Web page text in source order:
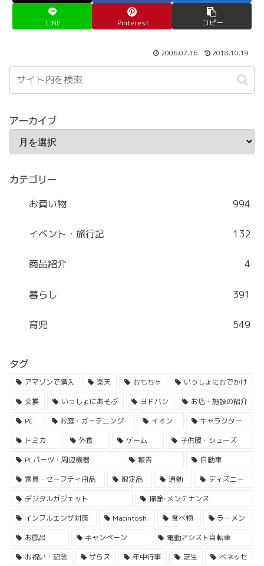
LINE Pinterest コピー
2006.07.16 2018.10.19
アーカイブ
カテゴリー
お買い物 994
イベント・旅行記 132
商品紹介 4
暮らし 391
育児 549
タグ
アマゾンで購入 楽天 おもちゃ
いっしょにおでかけ
交換
いっしょにあそぶ ヨドバシ
お店・施設の紹介
PC
お庭・ガーデニング イオン
キャラクター
トミカ
外食 ゲーム
子供服・シューズ
PCパーツ・周辺機器
報告
自動車
家具・セーフティ用品
限定品 通勤
ディズニー
デジタルガジェット
掃除･メンテナンス
インフルエンザ対策
Macintosh 食べ物
ラーメン
お風呂
キャンペーン
電動アシスト自転車
お祝い・記念
ザらス 年中行事 芝生
ベネッセ